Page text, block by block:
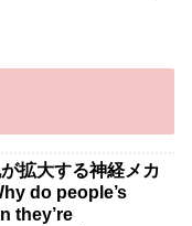
拡大する神経メカ
do people’s
they’re